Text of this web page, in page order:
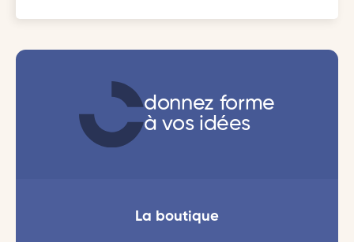
donnez forme
à vos idées
La boutique